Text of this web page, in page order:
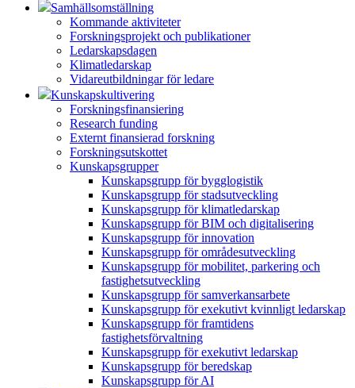
Samhällsomställning
Kommande aktiviteter
Forskningsprojekt och publikationer
Ledarskapsdagen
Klimatledarskap
Vidareutbildningar för ledare
Kunskapskultivering
Forskningsfinansiering
Research funding
Externt finansierad forskning
Forskningsutskottet
Kunskapsgrupper
Kunskapsgrupp för bygglogistik
Kunskapsgrupp för stadsutveckling
Kunskapsgrupp för klimatledarskap
Kunskapsgrupp för BIM och digitalisering
Kunskapsgrupp för innovation
Kunskapsgrupp för områdesutveckling
Kunskapsgrupp för mobilitet, parkering och
fastighetsutveckling
Kunskapsgrupp för samverkansarbete
Kunskapsgrupp för exekutivt kvinnligt ledarskap
Kunskapsgrupp för framtidens
fastighetsförvaltning
Kunskapsgrupp för exekutivt ledarskap
Kunskapsgrupp för beredskap
Kunskapsgrupp för AI